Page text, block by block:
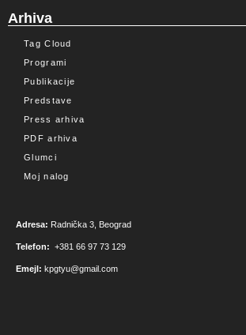
Arhiva
Tag Cloud
Programi
Publikacije
Predstave
Press arhiva
PDF arhiva
Glumci
Moj nalog
Adresa: Radnička 3, Beograd
Telefon: +381 66 97 73 129
Emejl: kpgtyu@gmail.com